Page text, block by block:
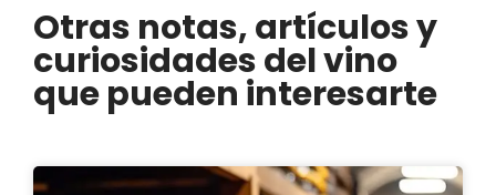
Otras notas, artículos y
curiosidades del vino
que pueden interesarte